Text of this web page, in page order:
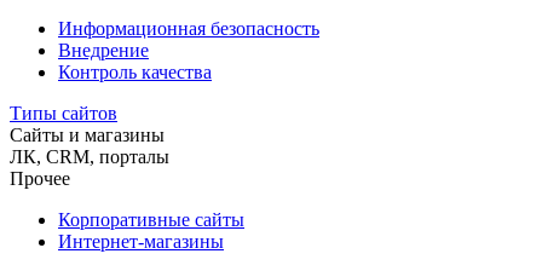
Информационная безопасность
Внедрение
Контроль качества
Типы сайтов
Сайты и магазины
ЛК, CRM, порталы
Прочее
Корпоративные сайты
Интернет-магазины